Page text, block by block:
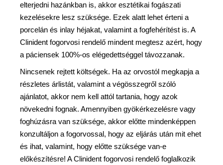
elterjedni hazánkban is, akkor esztétikai fogászati
kezelésekre lesz szüksége. Ezek alatt lehet érteni a
porcelán és inlay héjakat, valamint a fogfehérítést is. A
Clinident fogorvosi rendelő mindent megtesz azért, hogy
a páciensek 100%-os elégedettséggel távozzanak.
Nincsenek rejtett költségek. Ha az orvostól megkapja a
részletes árlistát, valamint a végösszegről szóló
ajánlatot, akkor nem kell attól tartania, hogy azok
növekedni fognak. Amennyiben gyökérkezelésre vagy
foghúzásra van szüksége, akkor előtte mindenképpen
konzultáljon a fogorvossal, hogy az eljárás után mit ehet
és ihat, valamint, hogy előtte szüksége van-e
előkészítésre! A Clinident fogorvosi rendelő foglalkozik